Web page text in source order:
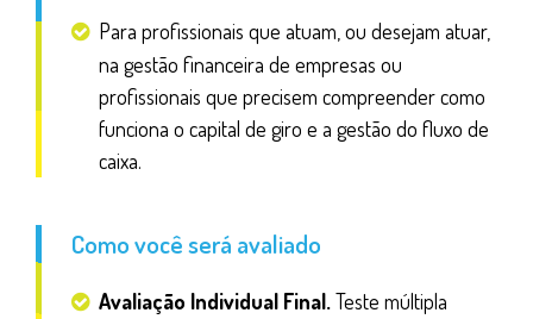
Para profissionais que atuam, ou desejam atuar,
na gestão financeira de empresas ou
profissionais que precisem compreender como
funciona o capital de giro e a gestão do fluxo de
caixa.
Como você será avaliado
Avaliação Individual Final.Teste múltipla